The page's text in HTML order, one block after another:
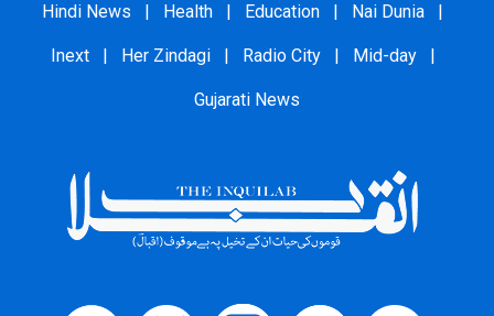
Hindi News Health Education Nai Dunia
Inext Her Zindagi Radio City Mid-day
Gujarati News